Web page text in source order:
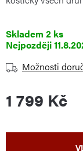
Skladem 2 ks
Možnosti
1 799 Kč